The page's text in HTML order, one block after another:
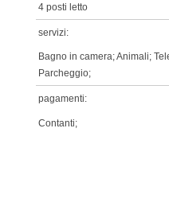
4 posti letto
servizi:
Bagno in camera; Animali;
Parcheggio;
pagamenti:
Contanti;